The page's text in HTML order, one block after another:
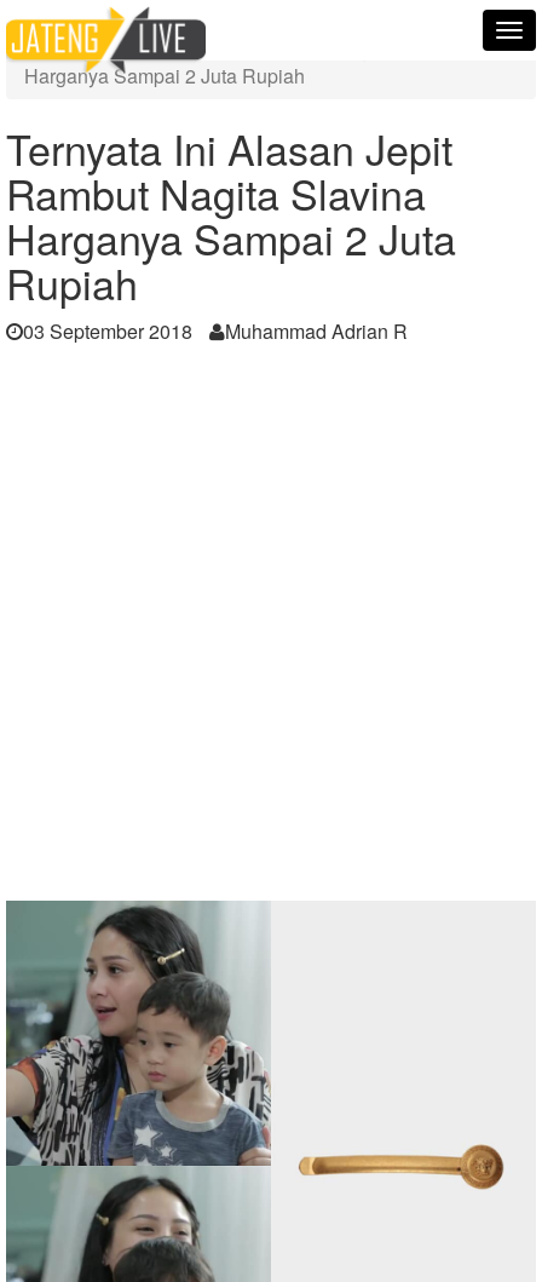
Home
Berita
Ternyata Ini Alasan Jepit Rambut Nagita Slavina
Harganya Sampai 2 Juta Rupiah
Ternyata Ini Alasan Jepit
Rambut Nagita Slavina
Harganya Sampai 2 Juta
Rupiah
03 September 2018 Muhammad Adrian R